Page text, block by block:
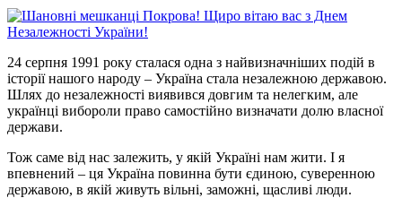
24 серпня 1991 року сталася одна з найвизначніших подій в
історії нашого народу – Україна стала незалежною державою.
Шлях до незалежності виявився довгим та нелегким, але
українці вибороли право самостійно визначати долю власної
держави.
Тож саме від нас залежить, у якій Україні нам жити. І я
впевнений – ця Україна повинна бути єдиною, суверенною
державою, в якій живуть вільні, заможні, щасливі люди.